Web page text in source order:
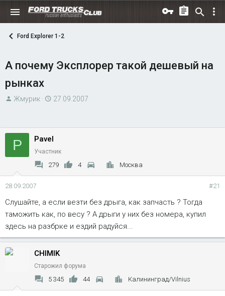
Ford Explorer 1-2
А почему Эксплорер такой дешевый на
рынках
А
о
р
м
ы
Жмурик
Д
н
а
ч
а
27.09.2007
P Pavel
Участник
279 4 Москва
28.09.2007 #21
Слушайте, а если везти без дрыга, как запчасть ? Тогда
таможить как, по весу ? А дрыги у них без номера, купил
здесь на разбрке и ездий радуйся...
CHIMIK
Старожил форума
5 345 44 Калининград/Vilnius